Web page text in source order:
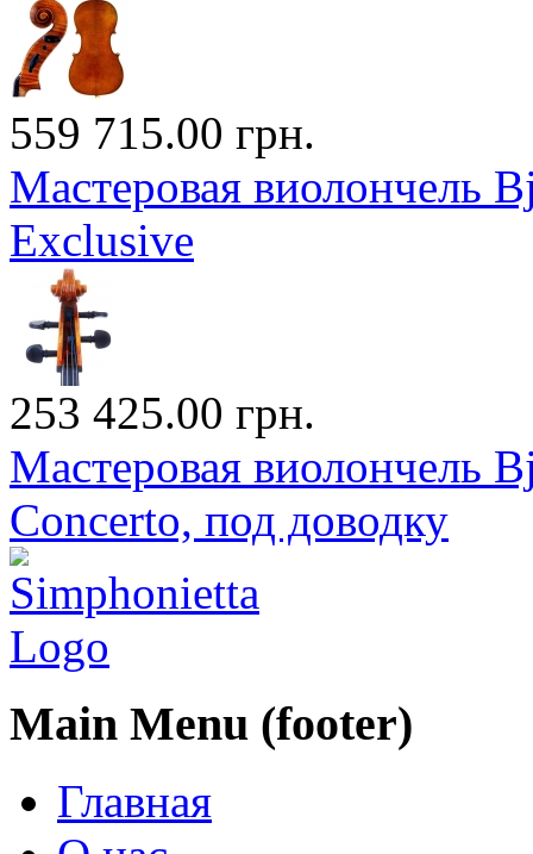
559 715.00 грн.
Мастеровая виолончель
Exclusive
253 425.00 грн.
Мастеровая виолончель
Concerto, под доводку
Main Menu (footer)
Главная